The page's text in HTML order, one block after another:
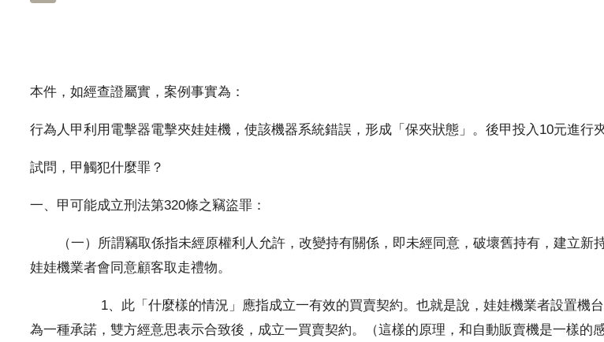
本件，如經查證屬實，案例事實為：
行為人甲利用電擊器電擊夾娃娃機，使該機器系統錯誤，形成「保夾狀態」。後甲投入10元進行
試問，甲觸犯什麼罪？
一、甲可能成立刑法第320條之竊盜罪：
（一）所謂竊取係指未經原權利人允許，改變持有關係，即未經同意，破壞舊持有，建立新
娃娃機業者會同意顧客取走禮物。
1、此「什麼樣的情況」應指成立一有效的買賣契約。也就是說，娃娃機業者設置機台
為一種承諾，雙方經意思表示合致後，成立一買賣契約。（這樣的原理，和自動販賣機是一樣的